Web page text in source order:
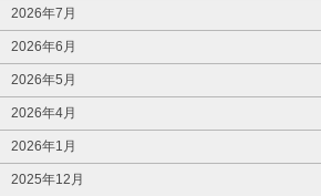
2026年7月
2026年6月
2026年5月
2026年4月
2026年1月
2025年12月